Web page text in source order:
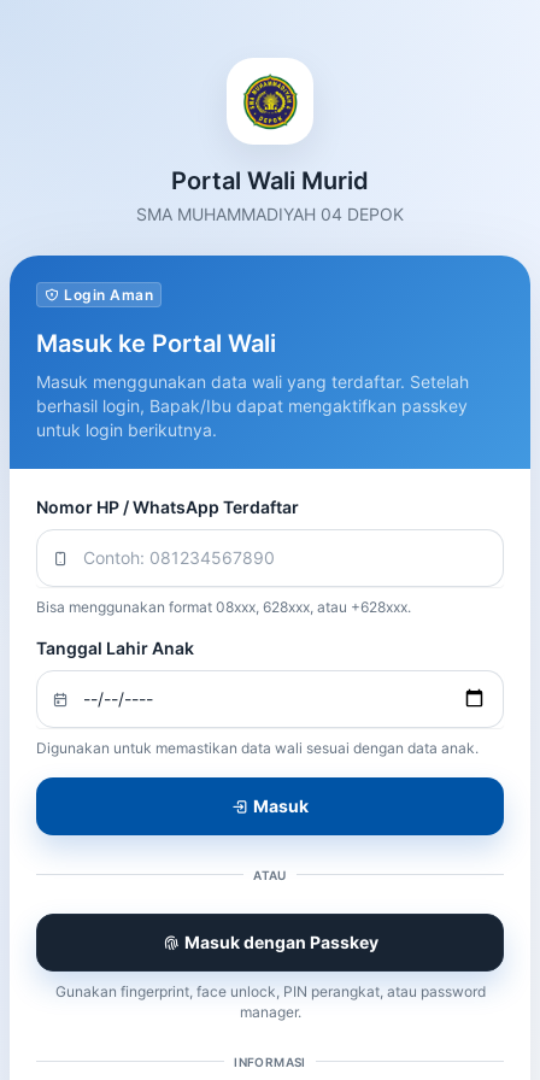
Portal Wali Murid
SMA MUHAMMADIYAH 04 DEPOK
Login Aman
Masuk ke Portal Wali
Masuk menggunakan data wali yang terdaftar. Setelah
berhasil login, Bapak/Ibu dapat mengaktifkan passkey
untuk login berikutnya.
Nomor HP / WhatsApp Terdaftar
Bisa menggunakan format 08xxx, 628xxx, atau +628xxx.
Tanggal Lahir Anak
Digunakan untuk memastikan data wali sesuai dengan data anak.
Masuk
ATAU
Masuk dengan Passkey
Gunakan fingerprint, face unlock, PIN perangkat, atau password
manager.
INFORMASI